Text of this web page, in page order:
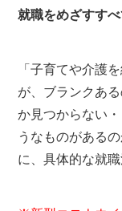
就職をめざすす
「子育てや介護
が、ブランクあ
か見つからない
うなものがある
に、具体的な就